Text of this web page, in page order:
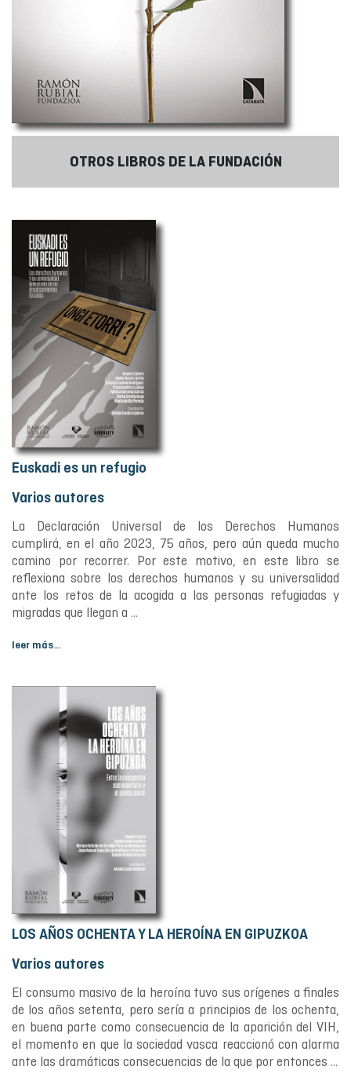
OTROS LIBROS DE LA FUNDACIÓN
Euskadi es un refugio
Varios autores
La Declaración Universal de los Derechos Humanos
cumplirá, en el año 2023, 75 años, pero aún queda mucho
camino por recorrer. Por este motivo, en este libro se
reflexiona sobre los derechos humanos y su universalidad
ante los retos de la acogida a las personas refugiadas y
migradas que llegan a ...
leer más...
LOS AÑOS OCHENTA Y LA HEROÍNA EN GIPUZKOA
Varios autores
El consumo masivo de la heroína tuvo sus orígenes a finales
de los años setenta, pero sería a principios de los ochenta,
en buena parte como consecuencia de la aparición del VIH,
el momento en que la sociedad vasca reaccionó con alarma
ante las dramáticas consecuencias de la que por entonces ...